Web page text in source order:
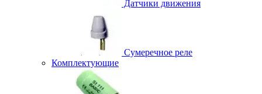
Датчики движения
Сумеречное реле
Комплектующие